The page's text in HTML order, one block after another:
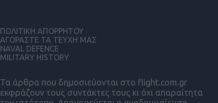
Τα άρθρα που δημοσιεύονται στο flight.com.gr
εκφράζουν τους συντάκτες τους κι όχι απαραίτητα
ΠΟΛΙΤΙΚΗ ΑΠΟΡΡΗΤΟΥ
ΑΓΟΡΑΣΤΕ ΤΑ ΤΕΥΧΗ ΜΑΣ
NAVAL DEFENCE
MILITARY HISTORY